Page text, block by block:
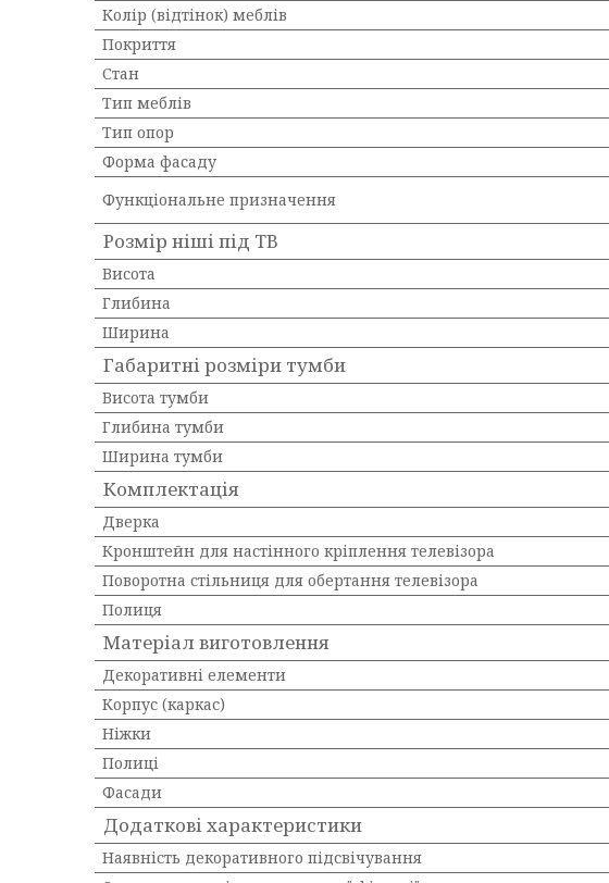
Колір (відтінок) меблів
Покриття
Стан
Тип меблів
Тип опор
Форма фасаду
Функціональне призначення
Розмір ніші під ТВ
Висота
Глибина
Ширина
Габаритні розміри тумби
Висота тумби
Глибина тумби
Ширина тумби
Комплектація
Дверка
Кронштейн для настінного кріплення телевізора
Поворотна стільниця для обертання телевізора
Полиця
Матеріал виготовлення
Декоративні елементи
Корпус (каркас)
Ніжки
Полиці
Фасади
Додаткові характеристики
Наявність декоративного підсвічування